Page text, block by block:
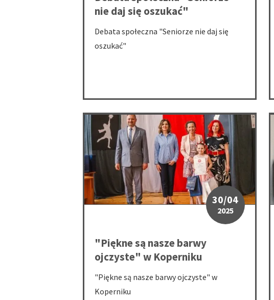
nie daj się oszukać"
Debata społeczna "Seniorze nie daj się
oszukać"
"Piękne są nasze barwy ojczyste" w Koperniku
30/04
2025
"Piękne są nasze barwy
ojczyste" w Koperniku
"Piękne są nasze barwy ojczyste" w
Koperniku